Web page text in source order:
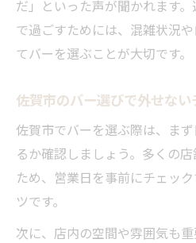
だ」といった声が聞かれます
で過ごすためには、混雑状況
てバーを選ぶことが大切です。
佐賀市のバー選びで外せない
佐賀市でバーを選ぶ際は、ま
るか確認しましょう。多くの
ため、営業日を事前にチェッ
ツです。
次に、店内の空間や雰囲気も